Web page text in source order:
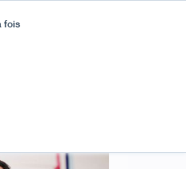
fois
!
démo